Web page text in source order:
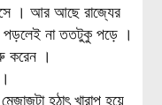
। আর আছে রাজ্যের
পড়লেই না ততটুকু পড়ে ।
করেন ।
হঠাৎ খারাপ হয়ে